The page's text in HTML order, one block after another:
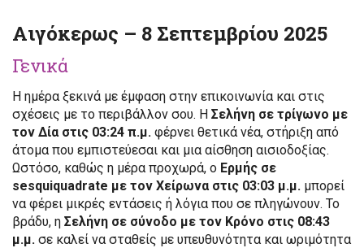
Αιγόκερως – 8 Σεπτεμβρίου 2025
Γενικά
Η ημέρα ξεκινά με έμφαση στην επικοινωνία και στις
σχέσεις με το περιβάλλον σου. Η Σελήνη σε τρίγωνο με
τον Δία στις 03:24 π.μ. φέρνει θετικά νέα, στήριξη από
άτομα που εμπιστεύεσαι και μια αίσθηση αισιοδοξίας.
Ωστόσο, καθώς η μέρα προχωρά, ο Ερμής σε
sesquiquadrate με τον Χείρωνα στις 03:03 μ.μ. μπορεί
να φέρει μικρές εντάσεις ή λόγια που σε πληγώνουν. Το
βράδυ, η Σελήνη σε σύνοδο με τον Κρόνο στις 08:43
μ.μ. σε καλεί να σταθείς με υπευθυνότητα και ωριμότητα